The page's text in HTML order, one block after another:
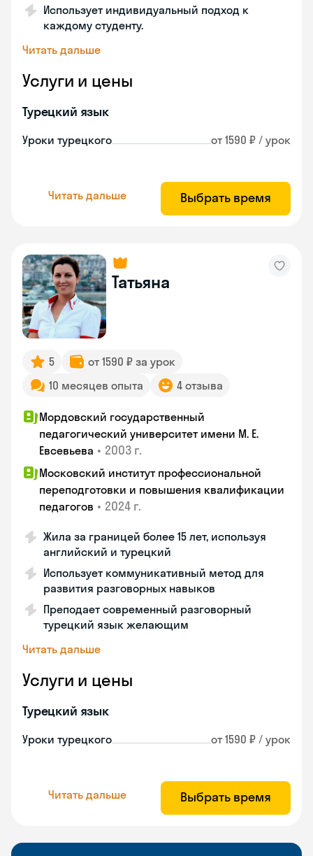
Использует индивидуальный подход к
каждому студенту.
Читать дальше
Услуги и цены
Турецкий язык
Уроки турецкого от 1590 ₽ / урок
Читать дальше Выбрать время
Татьяна
5
от 1590 ₽ за урок
10 месяцев опыта
4 отзыва
Мордовский государственный
педагогический университет имени М. Е.
Евсевьева • 2003 г.
Московский институт профессиональной
переподготовки и повышения квалификации
педагогов • 2024 г.
Жила за границей более 15 лет, используя
английский и турецкий
Использует коммуникативный метод для
развития разговорных навыков
Преподает современный разговорный
турецкий язык желающим
Читать дальше
Услуги и цены
Турецкий язык
Уроки турецкого от 1590 ₽ / урок
Читать дальше Выбрать время